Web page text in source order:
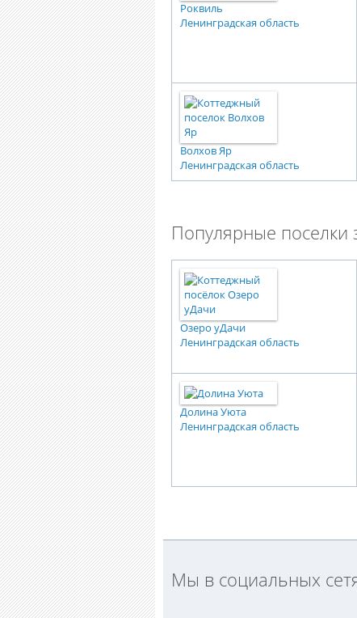
Роквиль
Ленинградская область
Волхов Яр
Ленинградская область
Популярные поселки
Озеро уДачи
Ленинградская область
Долина Уюта
Ленинградская область
Мы в социальных